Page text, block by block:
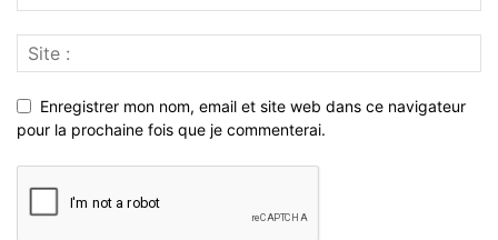
Enregistrer mon nom, email et site web dans ce navigateur
pour la prochaine fois que je commenterai.